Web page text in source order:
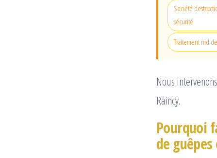
Société
sécurité
Traitement nid
Nous
Raincy.
Pourquoi
de